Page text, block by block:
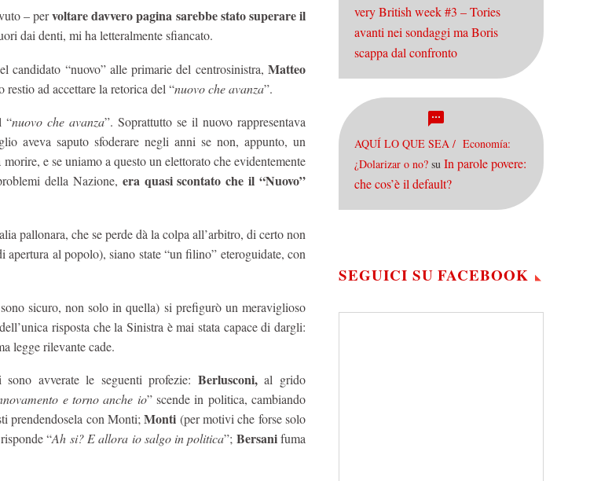
– pervoltare davvero pagina sarebbe stato superare il
dai denti, mi ha letteralmente sfiancato.
candidato “nuovo” alle primarie del centrosinistra,Matteo
ad accettare la retorica del “nuovo che avanza”.
“nuovo che avanza”. Soprattutto se il nuovo rappresentava
aveva saputo sfoderare negli anni se non, appunto, un
e se uniamo a questo un elettorato che evidentemente
della Nazione, era quasi scontato che il “Nuovo”
pallonara, che se perde dà la colpa all’arbitro, di certo non
al popolo), siano state “un filino” eteroguidate, con
sicuro, non solo in quella) si prefigurò un meraviglioso
risposta che la Sinistra è mai stata capace di dargli:
legge rilevante cade.
avverate le seguenti profezie: Berlusconi,al grido
e torno anche io” scende in politica, cambiando
prendendosela con Monti;Monti (per motivi che forse solo
“Ah si? E allora io salgo in politica”; Bersanifuma
very British week #3 – Tories
avanti nei sondaggi ma Boris
scappa dal confronto
AQUÍ LO QUE SEA / Economía:
¿Dolarizar o no? su In parole povere:
che cos’è il default?
SEGUICI SU FACEBOOK